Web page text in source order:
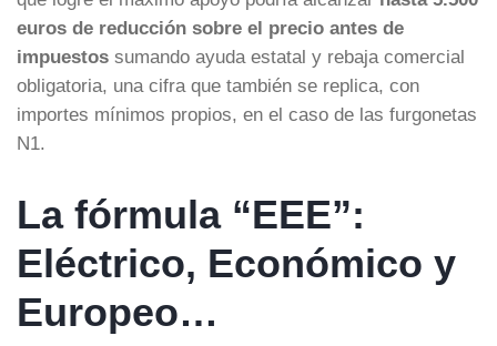
euros de reducción sobre el precio antes de
impuestos sumando ayuda estatal y rebaja comercial
obligatoria, una cifra que también se replica, con
importes mínimos propios, en el caso de las furgonetas
N1.
La fórmula “EEE”:
Eléctrico, Económico y
Europeo…